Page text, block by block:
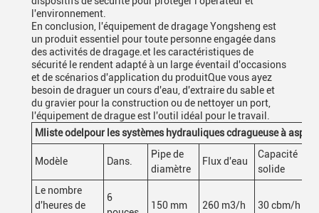
l'environnement.
En conclusion, l'équipement de dragage Yongsheng est
un produit essentiel pour toute personne engagée dans
des activités de dragage.et les caractéristiques de
sécurité le rendent adapté à un large éventail d'occasions
et de scénarios d'application du produitQue vous ayez
besoin de draguer un cours d'eau, d'extraire du sable et
du gravier pour la construction ou de nettoyer un port,
l'équipement de drague est l'outil idéal pour le travail.
M liste odel pour les systèmes hydrauliques cdragueuse à
Modèle Dans.
Pipe de
diamètre
Flux d'eau
Capacité
solide
Le nombre
d'heures de
6
150 mm 260 m3/h 30 cbm/h